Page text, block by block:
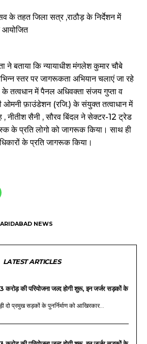
ने बताया कि न्यायाधीश मंगलेश कुमार चौबे
स्तर पर जागरूकता अभियान चलाएं जा रहे
तत्वधान में पैनल अधिवक्ता संजय गुप्ता व
ओमनी फ़ाउंडेशन (रजि.) के संयुक्त तत्वाधान में
, नीतीश सैनी , सौरव बिंदल ने सेक्टर-12 ट्रेड
के प्रति लोगो को जागरूक किया। साथ ही
के प्रति जागरूक किया।
NEWS
LATEST ARTICLES
करोड़ की परियोजना जल्द होगी शुरू, इन जर्जर सड़कों के
प्रमुख सड़कों के पुनर्निर्माण को आखिरकार...